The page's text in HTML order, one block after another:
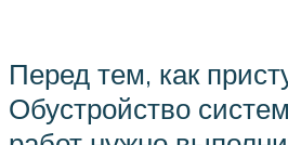
Перед тем, как
Обустройство